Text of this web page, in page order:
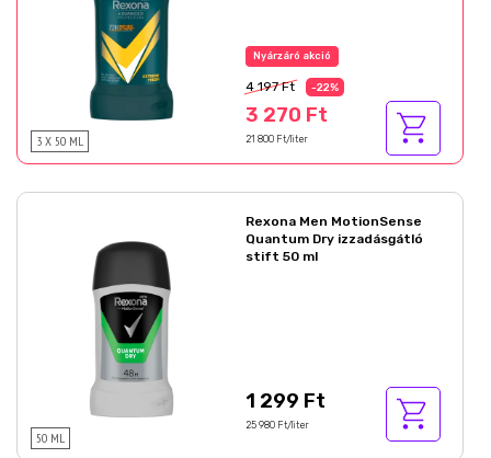
3 X 50 ML
Nyárzáró akció
4 197 Ft -22%
3 270 Ft
21 800 Ft/liter
50 ML
Rexona Men MotionSense
Quantum Dry izzadásgátló
stift 50 ml
1 299 Ft
25 980 Ft/liter